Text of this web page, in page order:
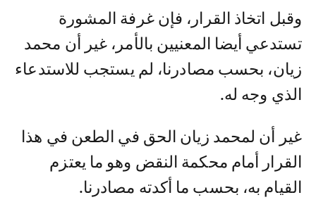
وقبل اتخاذ القرار، فإن غرفة المشورة
تستدعي أيضا المعنيين بالأمر، غير أن محمد
زيان، بحسب مصادرنا، لم يستجب للاستدعاء
الذي وجه له.
غير أن لمحمد زيان الحق في الطعن في هذا
القرار أمام محكمة النقض وهو ما يعتزم
القيام به، بحسب ما أكدته مصادرنا.